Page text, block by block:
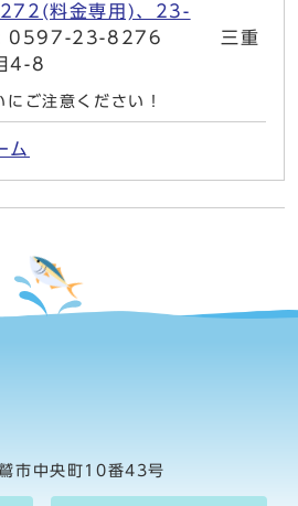
料金専用)、23-
: 0597-23-8276 三重
4-8
ご注意ください！
ム
市中央町10番43号